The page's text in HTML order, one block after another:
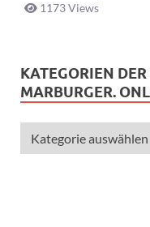
1173 Views
KATEGORIEN
MARBURGER.